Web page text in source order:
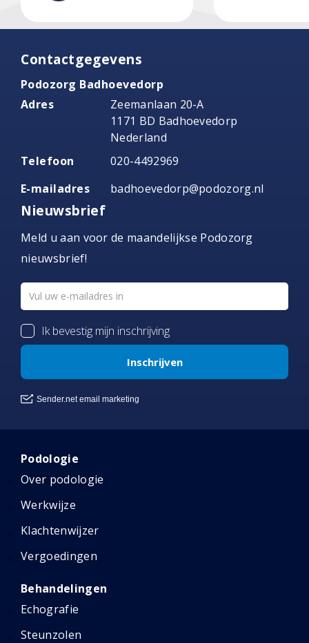
Contactgegevens
Podozorg Badhoevedorp
Adres
Zeemanlaan 20-A
1171 BD Badhoevedorp
Nederland
Telefoon
020-4492969
E-mailadres
badhoevedorp@podozorg.nl
Nieuwsbrief
Meld u aan voor de maandelijkse Podozorg
nieuwsbrief!
Podologie
Over podologie
Werkwijze
Klachtenwijzer
Vergoedingen
Behandelingen
Echografie
Steunzolen